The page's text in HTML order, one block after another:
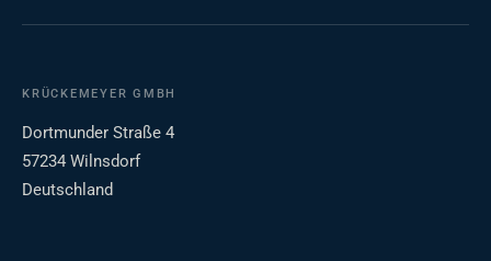
KRÜCKEMEYER GMBH
Dortmunder Straße 4
57234 Wilnsdorf
Deutschland